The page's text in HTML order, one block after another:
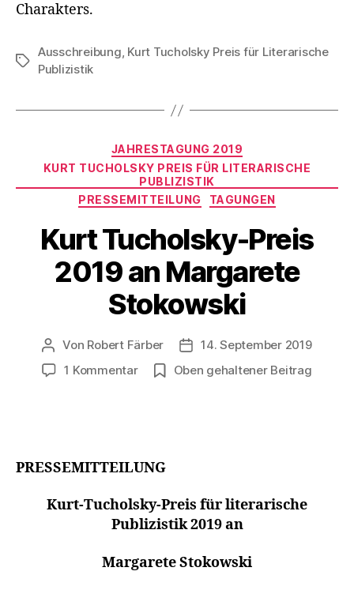
Charakters.
Schlagwörter
Ausschreibung, Kurt Tucholsky Preis für Literarische
Publizistik
Kategorien
JAHRESTAGUNG 2019
KURT TUCHOLSKY PREIS FÜR LITERARISCHE
PUBLIZISTIK
PRESSEMITTEILUNG
TAGUNGEN
Kurt Tucholsky-Preis
2019 an Margarete
Stokowski
Beitragsautor
Von Robert Färber Veröffentlichungsdatum
14. September 2019
1 Kommentarzu
Margarete
Oben gehaltener Beitrag
PRESSEMITTEILUNG
Kurt-Tucholsky-Preis für literarische
Publizistik 2019 an
Margarete Stokowski